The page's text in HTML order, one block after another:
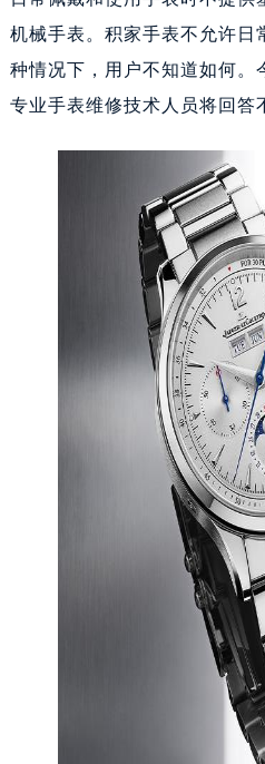
机械手表。积家手表不允许日
种情况下，用户不知道如何。
专业手表维修技术人员将回答